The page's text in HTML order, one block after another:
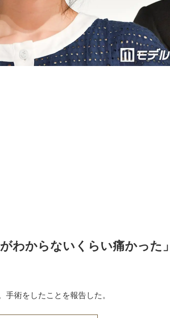
わからないくらい痛かった」
術をしたことを報告した。